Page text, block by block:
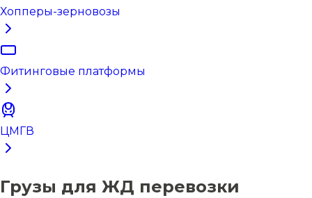
Хопперы-зерновозы
Фитинговые платформы
ЦМГВ
Грузы для ЖД перевозки